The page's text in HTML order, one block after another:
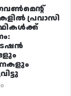
പ്രവാസി